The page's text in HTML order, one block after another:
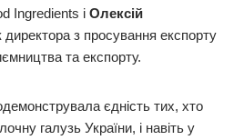
Ingredients і Олексій
директора з просування експорту
та експорту.
єдність тих, хто
галузь України, і навіть у